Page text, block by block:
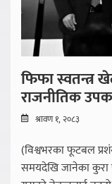
फिफा स्वतन्त्र
राजनीतिक
श्रावण १, २०८३
(विश्वभरका फूटबल
समयदेखि जानेका कुरा